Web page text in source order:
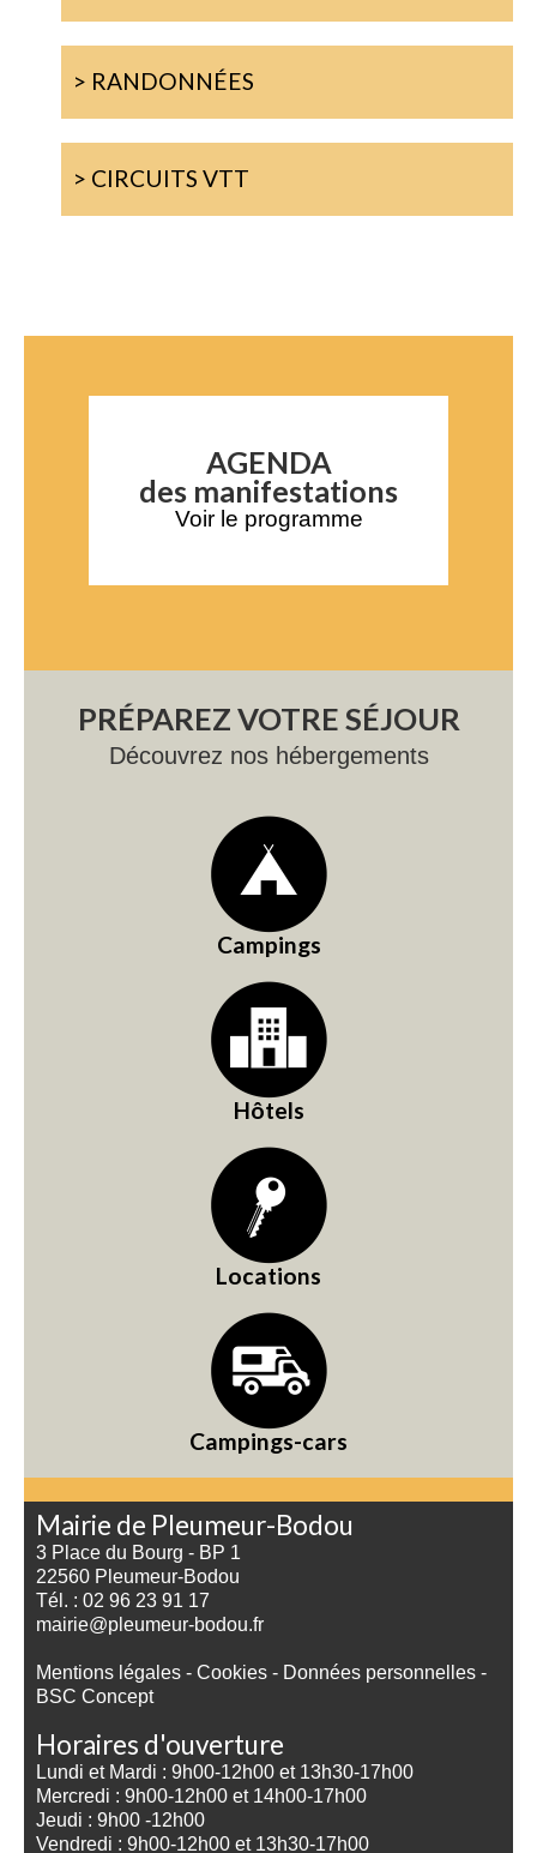
> RANDONNÉES
> CIRCUITS VTT
AGENDA
des manifestations
Voir le programme
PRÉPAREZ VOTRE SÉJOUR
Découvrez nos hébergements
Campings
Hôtels
Locations
Campings-cars
Mairie de Pleumeur-Bodou
3 Place du Bourg - BP 1
22560 Pleumeur-Bodou
Tél. : 02 96 23 91 17
mairie@pleumeur-bodou.fr
Mentions légales - Cookies - Données personnelles -
BSC Concept
Horaires d'ouverture
Lundi et Mardi : 9h00-12h00 et 13h30-17h00
Mercredi : 9h00-12h00 et 14h00-17h00
Jeudi : 9h00 -12h00
Vendredi : 9h00-12h00 et 13h30-17h00